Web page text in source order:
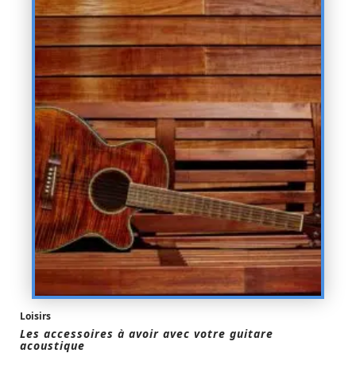
Loisirs
Les accessoires à avoir avec votre guitare
acoustique